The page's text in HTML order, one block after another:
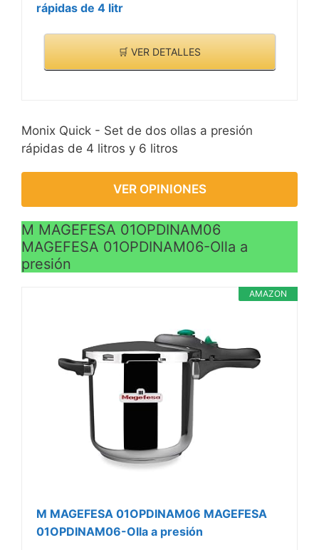
rápidas de 4 litr
🛒 VER DETALLES
Monix Quick - Set de dos ollas a presión
rápidas de 4 litros y 6 litros
VER OPINIONES
M MAGEFESA 01OPDINAM06
MAGEFESA 01OPDINAM06-Olla a
presión
AMAZON
M MAGEFESA 01OPDINAM06 MAGEFESA
01OPDINAM06-Olla a presión